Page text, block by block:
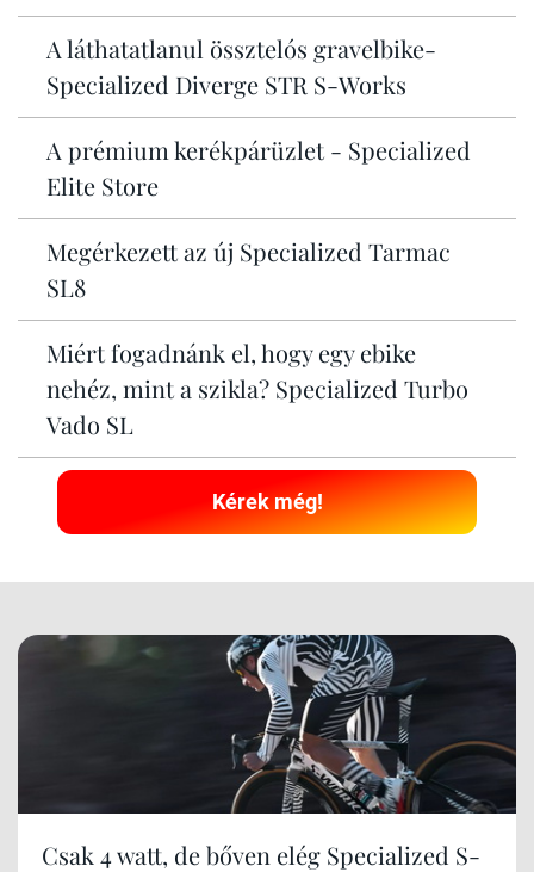
A láthatatlanul össztelós gravelbike-
Specialized Diverge STR S-Works
A prémium kerékpárüzlet - Specialized
Elite Store
Megérkezett az új Specialized Tarmac
SL8
Miért fogadnánk el, hogy egy ebike
nehéz, mint a szikla? Specialized Turbo
Vado SL
Kérek még!
Csak 4 watt, de bőven elég Specialized S-